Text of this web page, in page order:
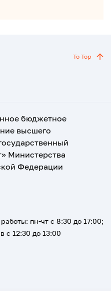
To Top
бюджетное
высшего
Министерства
Федерации
пн-чт с 8:30 до 17:00;
с 12:30 до 13:00